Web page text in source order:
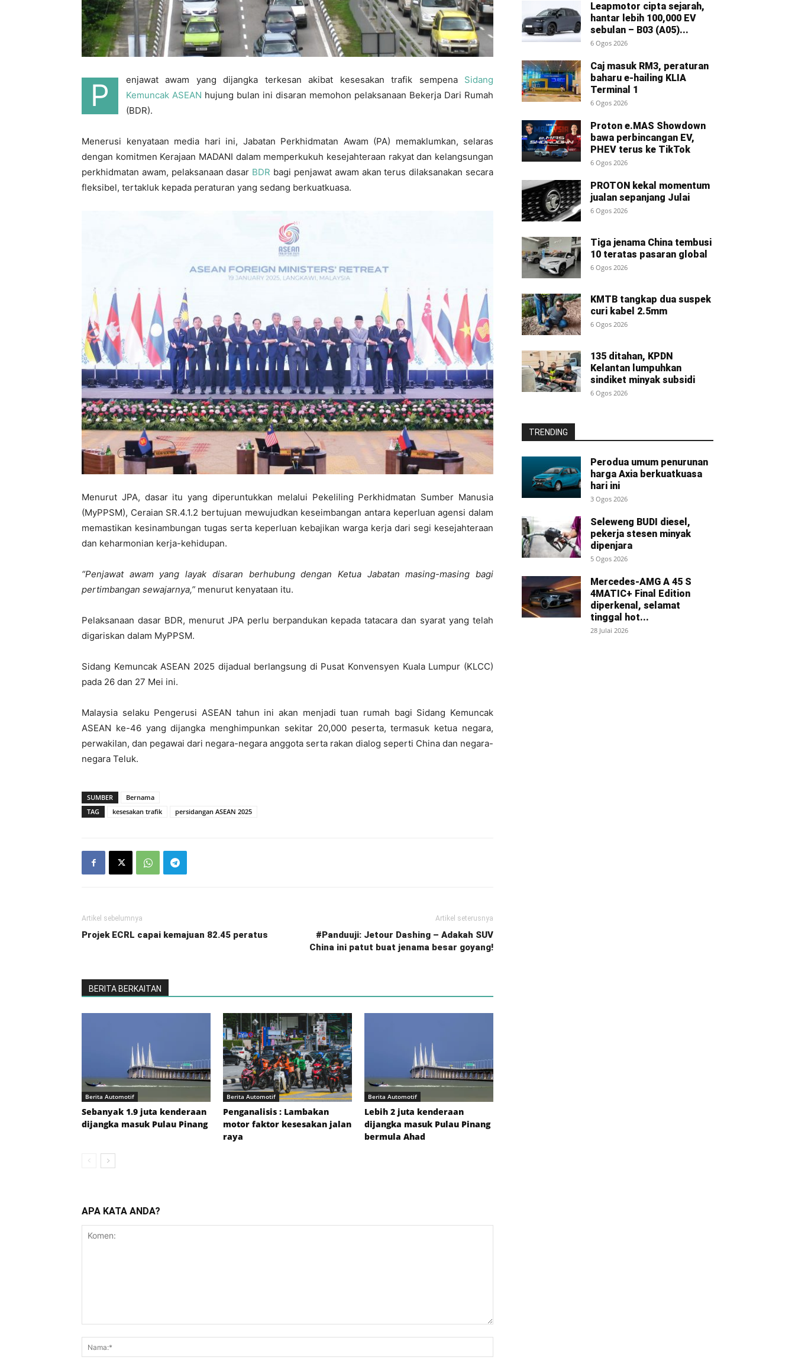
P enjawat awam yang dijangka terkesan akibat kesesakan trafik sempena Sidang
Kemuncak ASEAN hujung bulan ini disaran memohon pelaksanaan Bekerja Dari Rumah
(BDR).
Menerusi kenyataan media hari ini, Jabatan Perkhidmatan Awam (PA) memaklumkan, selaras
dengan komitmen Kerajaan MADANI dalam memperkukuh kesejahteraan rakyat dan kelangsungan
perkhidmatan awam, pelaksanaan dasar BDR bagi penjawat awam akan terus dilaksanakan secara
fleksibel, tertakluk kepada peraturan yang sedang berkuatkuasa.
Menurut JPA, dasar itu yang diperuntukkan melalui Pekeliling Perkhidmatan Sumber Manusia
(MyPPSM), Ceraian SR.4.1.2 bertujuan mewujudkan keseimbangan antara keperluan agensi dalam
memastikan kesinambungan tugas serta keperluan kebajikan warga kerja dari segi kesejahteraan
dan keharmonian kerja-kehidupan.
“Penjawat awam yang layak disaran berhubung dengan Ketua Jabatan masing-masing bagi
pertimbangan sewajarnya,” menurut kenyataan itu.
Pelaksanaan dasar BDR, menurut JPA perlu berpandukan kepada tatacara dan syarat yang telah
digariskan dalam MyPPSM.
Sidang Kemuncak ASEAN 2025 dijadual berlangsung di Pusat Konvensyen Kuala Lumpur (KLCC)
pada 26 dan 27 Mei ini.
Malaysia selaku Pengerusi ASEAN tahun ini akan menjadi tuan rumah bagi Sidang Kemuncak
ASEAN ke-46 yang dijangka menghimpunkan sekitar 20,000 peserta, termasuk ketua negara,
perwakilan, dan pegawai dari negara-negara anggota serta rakan dialog seperti China dan negara-
negara Teluk.
SUMBER
Bernama
TAG
kesesakan trafik persidangan ASEAN 2025
Artikel sebelumnya
Projek ECRL capai kemajuan 82.45 peratus
Artikel seterusnya
#Panduuji: Jetour Dashing – Adakah SUV
China ini patut buat jenama besar goyang!
BERITA BERKAITAN
Berita Automotif
Sebanyak 1.9 juta kenderaan
dijangka masuk Pulau Pinang
Berita Automotif
Penganalisis : Lambakan
motor faktor kesesakan jalan
raya
Berita Automotif
Lebih 2 juta kenderaan
dijangka masuk Pulau Pinang
bermula Ahad
APA KATA ANDA?
Leapmotor cipta sejarah,
hantar lebih 100,000 EV
sebulan – B03 (A05)...
6 Ogos 2026
Caj masuk RM3, peraturan
baharu e-hailing KLIA
Terminal 1
6 Ogos 2026
Proton e.MAS Showdown
bawa perbincangan EV,
PHEV terus ke TikTok
6 Ogos 2026
PROTON kekal momentum
jualan sepanjang Julai
6 Ogos 2026
Tiga jenama China tembusi
10 teratas pasaran global
6 Ogos 2026
KMTB tangkap dua suspek
curi kabel 2.5mm
6 Ogos 2026
135 ditahan, KPDN
Kelantan lumpuhkan
sindiket minyak subsidi
6 Ogos 2026
TRENDING
Perodua umum penurunan
harga Axia berkuatkuasa
hari ini
3 Ogos 2026
Seleweng BUDI diesel,
pekerja stesen minyak
dipenjara
5 Ogos 2026
Mercedes-AMG A 45 S
4MATIC+ Final Edition
diperkenal, selamat
tinggal hot...
28 Julai 2026